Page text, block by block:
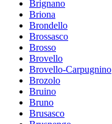
Brignano
Briona
Brondello
Brossasco
Brosso
Brovello
Brovello-Carpugnino
Brozolo
Bruino
Bruno
Brusasco